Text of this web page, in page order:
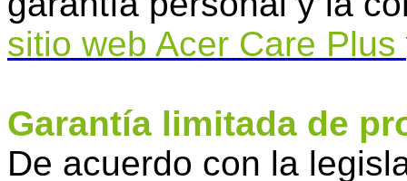
sitio web Acer Care Plus
Garantía limitada de
De acuerdo con la